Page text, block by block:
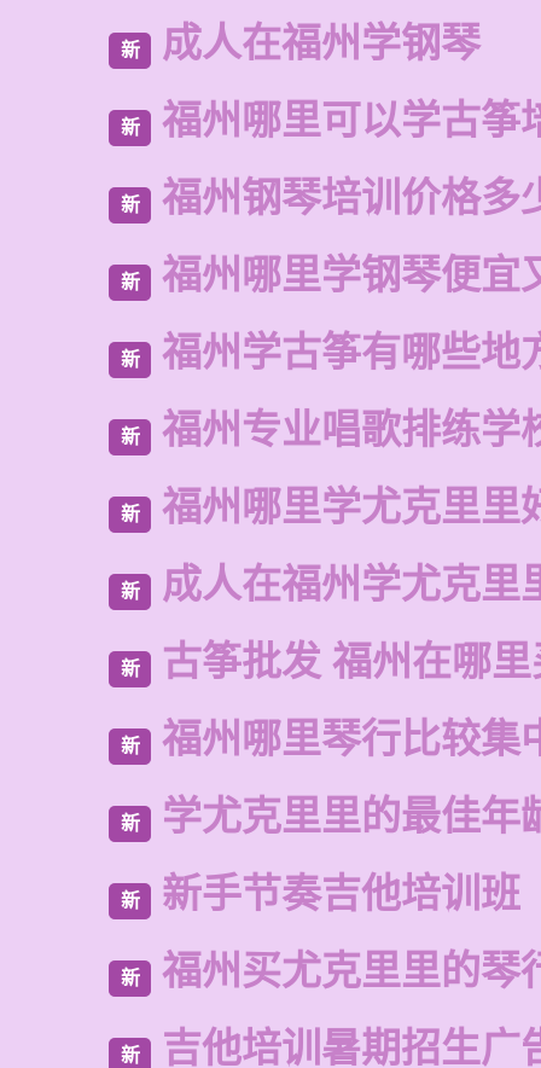
新 成人在福州学钢琴
新 福州哪里可以学古筝
新 福州钢琴培训价格多
新 福州哪里学钢琴便宜
新 福州学古筝有哪些地
新 福州专业唱歌排练学
新 福州哪里学尤克里里
新 成人在福州学尤克里
新 古筝批发 福州在哪
新 福州哪里琴行比较集
新 学尤克里里的最佳年
新 新手节奏吉他培训班
新 福州买尤克里里的琴
新 吉他培训暑期招生广